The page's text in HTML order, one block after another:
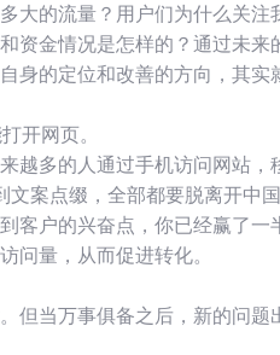
大的流量？用户们为什么关注
资金情况是怎样的？通过未来
的定位和改善的方向，其实
开网页。
越多的人通过手机访问网站，
案点缀，全部都要脱离开中
客户的兴奋点，你已经赢了一
问量，从而促进转化。
但当万事俱备之后，新的问题